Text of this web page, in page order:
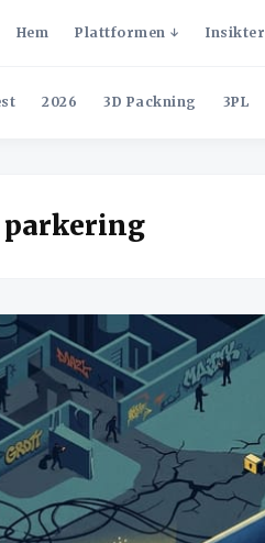
Hem Plattformen Insikter
2026 3D Packning 3PL
parkering